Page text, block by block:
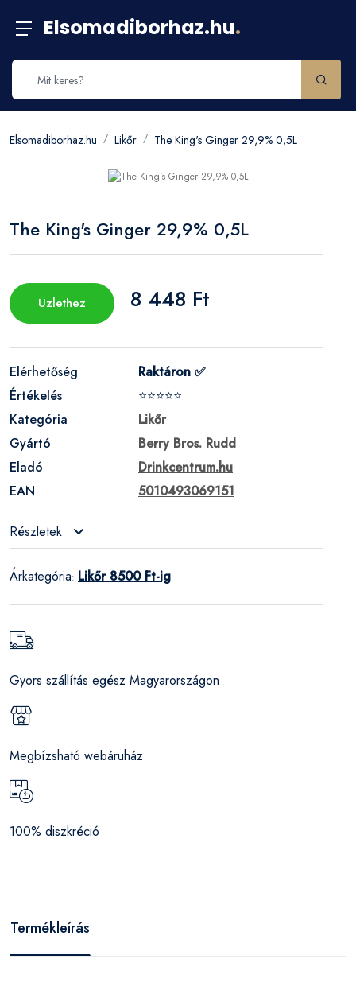
Elsomadiborhaz.hu.
Elsomadiborhaz.hu Likőr The King's Ginger 29,9% 0,5L
The King's Ginger 29,9% 0,5L
Üzlethez 8 448 Ft
Elérhetőség
Raktáron ✅
Értékelés
⭐⭐⭐⭐⭐
Kategória
Likőr
Gyártó
Berry Bros. Rudd
Eladó
Drinkcentrum.hu
EAN
5010493069151
Részletek
Árkategória: Likőr 8500 Ft-ig
Gyors szállítás egész Magyarországon
Megbízsható webáruház
100% diszkréció
Termékleírás